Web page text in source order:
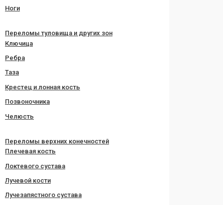
Ноги
Переломы туловища и других зон
Ключица
Ребра
Таза
Крестец и лонная кость
Позвоночника
Челюсть
Переломы верхних конечностей
Плечевая кость
Локтевого сустава
Лучевой кости
Лучезапястного сустава